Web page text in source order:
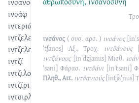
ινσάφ
ιντεριά
ιντζελεντίζω
ιντζελετίζω
ιντζί
ιντζιλούσες
ιντζίρι
ιντσιρλούς
ινσάνος ( ουσ. αρσ. ) ινσάνος
ˈtʃanos] Αξ., Τροχ. ιντσ̑άνους
ιντζ̑άνους [inˈdzʝanus] Μισθ.
ˈsani] Φάρασ. ιντσ̑άνι [inˈtsani]
Πληθ., Αιτ. ιντσ̑ανιούς [intʃaˈɲus]